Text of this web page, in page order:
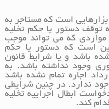
است که مستاجر به
توقف دستور یا حکم تخلیه
مواردی که می تواند موجب
این است که دستور یا حکم
باشد و یا شرایط قانون
وجود نداشته باشد. به
اجاره تمام نشده باشد
ندارد. در چنین شرایطی
ابطال اجراییه تخلیه
کند.